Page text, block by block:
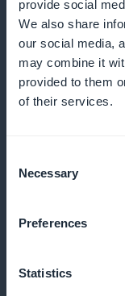
provide social
We also share
our social media,
may combine it
provided to them
of their services.
Selection
Necessary
Preferences
Statistics
Analysoi sisältösi
Suora